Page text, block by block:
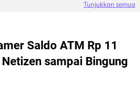
Tunjukkan semua
Saldo ATM Rp 11
sampai Bingung